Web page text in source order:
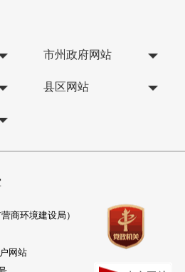
市州政府网站
县区网站
商环境建设局）
网站